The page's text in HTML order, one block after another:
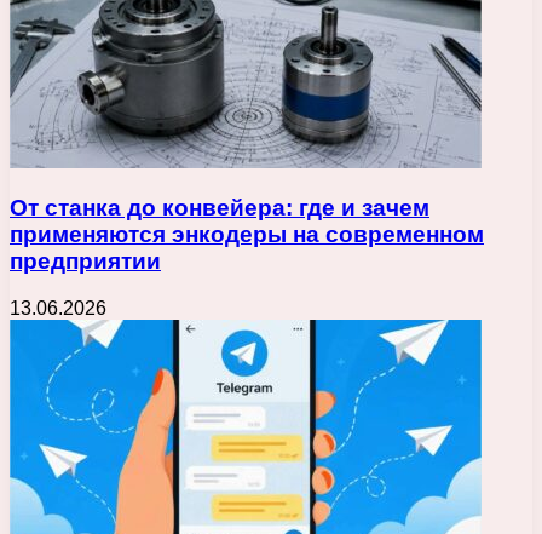
От станка до конвейера: где и зачем
применяются энкодеры на современном
предприятии
13.06.2026